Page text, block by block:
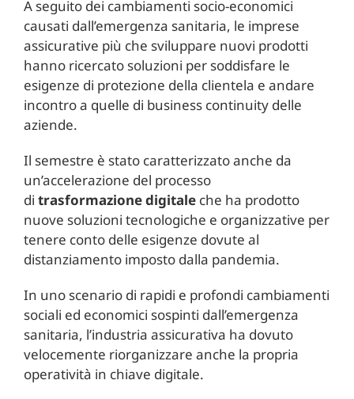
A seguito dei cambiamenti socio-economici
causati dall’emergenza sanitaria, le imprese
assicurative più che sviluppare nuovi prodotti
hanno ricercato soluzioni per soddisfare le
esigenze di protezione della clientela e andare
incontro a quelle di business continuity delle
aziende.
Il semestre è stato caratterizzato anche da
un’accelerazione del processo
di trasformazione digitaleche ha prodotto
nuove soluzioni tecnologiche e organizzative per
tenere conto delle esigenze dovute al
distanziamento imposto dalla pandemia.
In uno scenario di rapidi e profondi cambiamenti
sociali ed economici sospinti dall’emergenza
sanitaria, l’industria assicurativa ha dovuto
velocemente riorganizzare anche la propria
operatività in chiave digitale.